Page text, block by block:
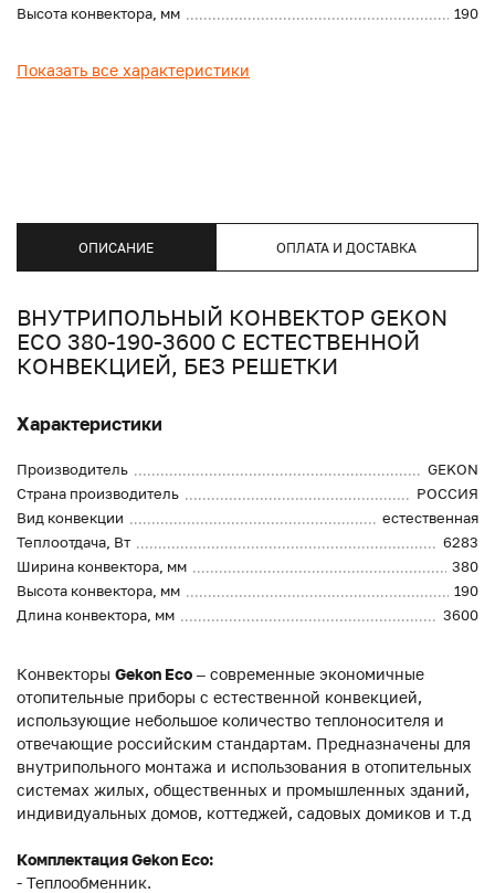
Высота конвектора, мм
190
Показать все характеристики
ОПИСАНИЕ ОПЛАТА И ДОСТАВКА
ВНУТРИПОЛЬНЫЙ КОНВЕКТОР GEKON
ECO 380-190-3600 С ЕСТЕСТВЕННОЙ
КОНВЕКЦИЕЙ, БЕЗ РЕШЕТКИ
Характеристики
Производитель
GEKON
Страна производитель
РОССИЯ
Вид конвекции
естественная
Теплоотдача, Вт
6283
Ширина конвектора, мм
380
Высота конвектора, мм
190
Длина конвектора, мм
3600
Конвекторы Gekon Eco – современные экономичные
отопительные приборы с естественной конвекцией,
использующие небольшое количество теплоносителя и
отвечающие российским стандартам. Предназначены для
внутрипольного монтажа и использования в отопительных
системах жилых, общественных и промышленных зданий,
индивидуальных домов, коттеджей, садовых домиков и т.д
Комплектация Gekon Eco:
- Теплообменник.